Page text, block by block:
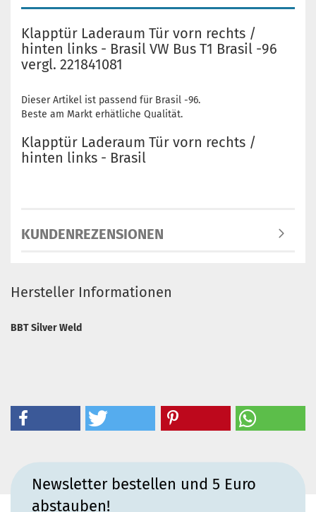
Klapptür Laderaum Tür vorn rechts /
hinten links - Brasil VW Bus T1 Brasil -96
vergl. 221841081
Dieser Artikel ist passend für Brasil -96.
Beste am Markt erhätliche Qualität.
Klapptür Laderaum Tür vorn rechts /
hinten links - Brasil
KUNDENREZENSIONEN
Hersteller Informationen
BBT Silver Weld
Newsletter bestellen und 5 Euro
abstauben!